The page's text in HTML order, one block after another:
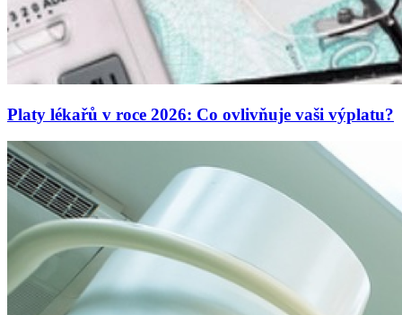
Platy lékařů v roce 2026: Co ovlivňuje vaši výplatu?